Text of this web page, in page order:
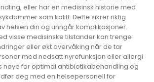
eller har en medisinsk historie med
som kolitt. Dette sikrer riktig
helsen din og unngår komplikasjoner.
visse medisinske tilstander kan trenge
eller økt overvåking når de tar
med nedsatt nyrefunksjon eller allergi
nøye for optimal antibiotikabehandling og
deg med en helsepersonell for